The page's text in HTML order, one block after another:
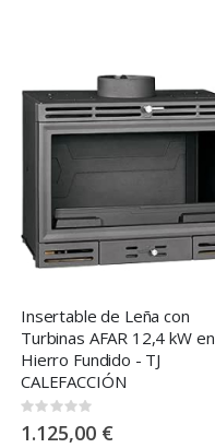
i
c
e
Insertable de Leña con
Turbinas AFAR 12,4 kW en
Hierro Fundido - TJ
CALEFACCIÓN
Rating:
0%
1.125,00 €